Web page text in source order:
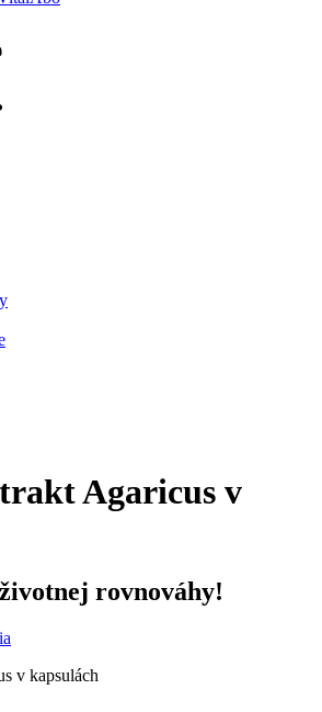
Agaricus v
rovnováhy!
v kapsulách